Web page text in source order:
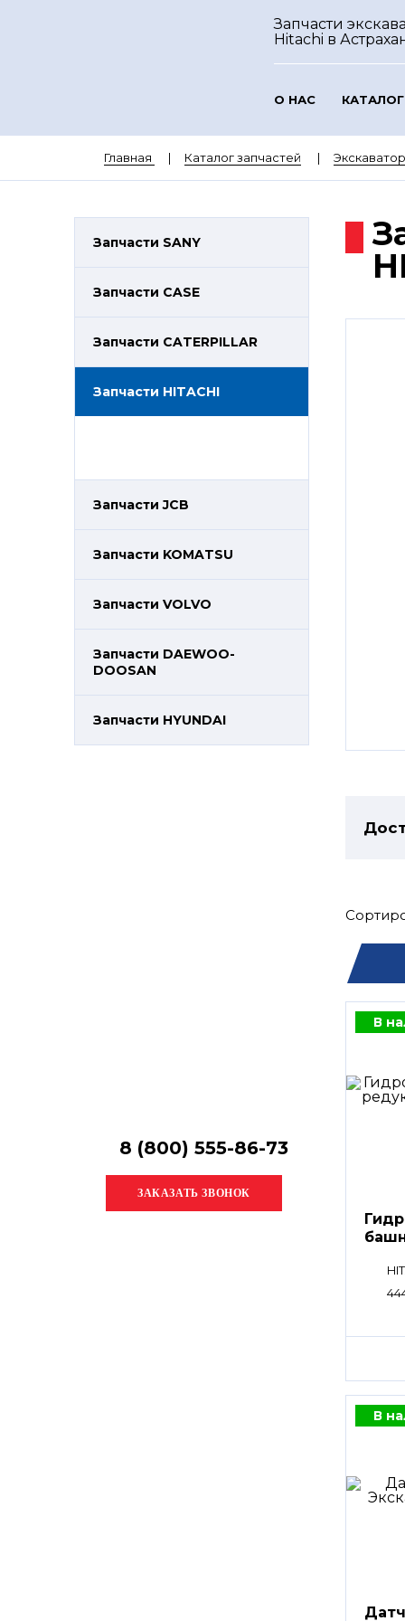
Запчасти
Hitachi в
О НАС
Главная Каталог запчастей
Запчасти SANY
Запчасти CASE
Запчасти CATERPILLAR
Запчасти HITACHI
Запчасти JCB
Запчасти KOMATSU
Запчасти VOLVO
Запчасти DAEWOO-
DOOSAN
Запчасти HYUNDAI
8 (800) 555-86-73
В
В